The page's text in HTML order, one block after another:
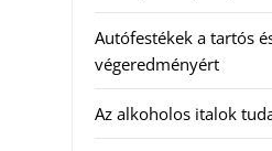
Autófestékek a tartós
végeredményért
Az alkoholos italok